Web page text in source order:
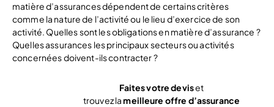
matière d’assurances dépendent de certains critères
comme la nature de l’activité ou le lieu d’exercice de son
activité. Quelles sont les obligations en matière d’assurance ?
Quelles assurances les principaux secteurs ou activités
concernées doivent-ils contracter ?
Faites votre deviset
trouvez lameilleure offre d’assurance